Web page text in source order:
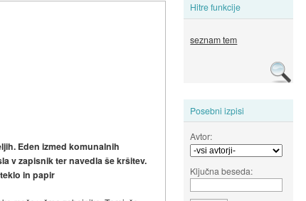
Hitre funkcije
seznam tem
Posebni izpisi
Avtor:
Ključna beseda:
Eden izmed komunalnih
v zapisnik ter navedla še kršitev.
in papir